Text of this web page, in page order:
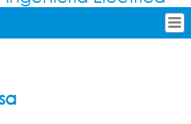
Académica